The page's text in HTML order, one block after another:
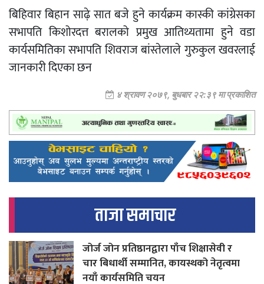
बिहिवार बिहान साढ़े सात बजे हुने कार्यक्रम कास्की कांग्रेसका
सभापति किशोरदत्त बरालको प्रमुख आतिथ्यतामा हुने वडा
कार्यसमितिका सभापति शिवराज बांस्तेलाले गुरुकुल खवरलाई
जानकारी दिएका छन
४ श्रावण २०७९, बुधबार २२:३९ मा प्रकाशित
ताजा समाचार
जोर्ज जोन प्रतिष्ठानद्वारा पाँच शिक्षासेवी र
चार बिधार्थी सम्मानित, कायस्थको नेतृत्वमा
नयाँ कार्यसमिति चयन